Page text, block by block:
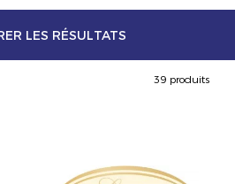
LES RÉSULTATS
39 produits